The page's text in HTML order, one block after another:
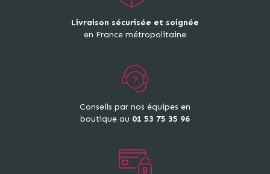
Livraison sécurisée et soignée
en France métropolitaine
Conseils par nos équipes en
boutique au 01 53 75 35 96